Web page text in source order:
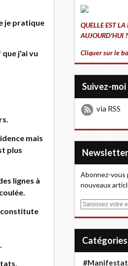
je pratique
j'ai vu
mais
plus
lignes à
constitute
QUELLE EST
AUJOURD'HUI ?
Cliquer sur le
Suivez-moi
via RSS
Newsletter
Abonnez-vous
nouveaux
E
Catégories